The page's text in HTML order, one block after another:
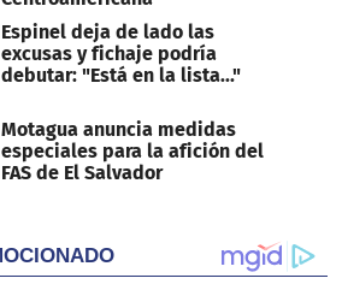
Espinel deja de lado las
excusas y fichaje podría
debutar: "Está en la lista..."
Motagua anuncia medidas
especiales para la afición del
FAS de El Salvador